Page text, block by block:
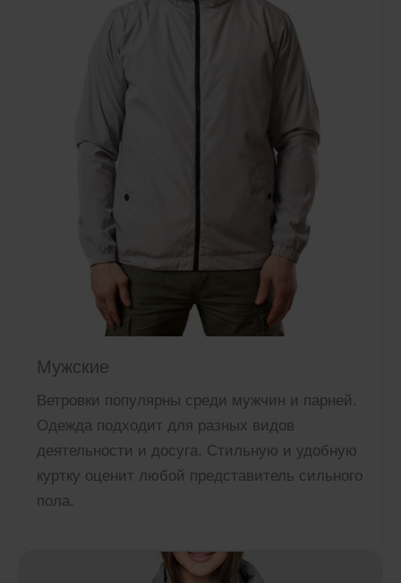
Мужские
Ветровки популярны среди мужчин и парней.
Одежда подходит для разных видов
деятельности и досуга. Стильную и удобную
куртку оценит любой представитель сильного
пола.